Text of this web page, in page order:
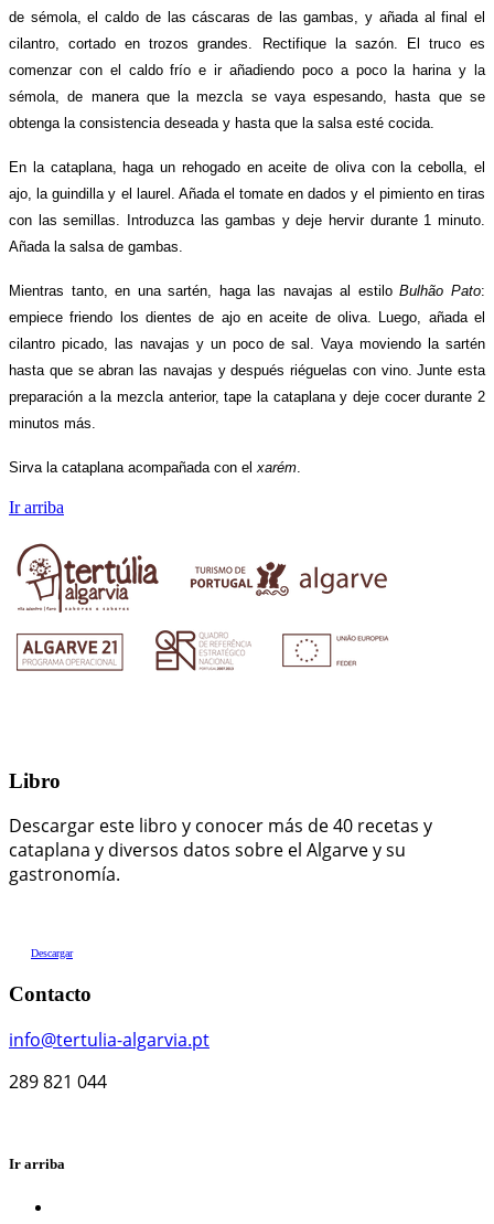
de sémola, el caldo de las cáscaras de las gambas, y añada al final el
cilantro, cortado en trozos grandes. Rectifique la sazón. El truco es
comenzar con el caldo frío e ir añadiendo poco a poco la harina y la
sémola, de manera que la mezcla se vaya espesando, hasta que se
obtenga la consistencia deseada y hasta que la salsa esté cocida.
En la cataplana, haga un rehogado en aceite de oliva con la cebolla, el
ajo, la guindilla y el laurel. Añada el tomate en dados y el pimiento en tiras
con las semillas. Introduzca las gambas y deje hervir durante 1 minuto.
Añada la salsa de gambas.
Mientras tanto, en una sartén, haga las navajas al estiloBulhão Pato:
empiece friendo los dientes de ajo en aceite de oliva. Luego, añada el
cilantro picado, las navajas y un poco de sal. Vaya moviendo la sartén
hasta que se abran las navajas y después riéguelas con vino. Junte esta
preparación a la mezcla anterior, tape la cataplana y deje cocer durante 2
minutos más.
Sirva la cataplana acompañada con el xarém
Ir arriba
Libro
Descargar este libro y conocer más de 40 recetas y
cataplana y diversos datos sobre el Algarve y su
gastronomía.
Descargar
Contacto
info@tertulia-algarvia.pt
289 821 044
Ir arriba